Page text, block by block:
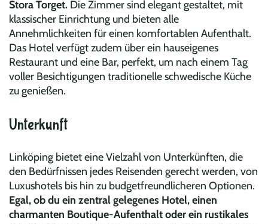
Stora Torget. Die Zimmer sind elegant gestaltet, mit
klassischer Einrichtung und bieten alle
Annehmlichkeiten für einen komfortablen Aufenthalt.
Das Hotel verfügt zudem über ein hauseigenes
Restaurant und eine Bar, perfekt, um nach einem Tag
voller Besichtigungen traditionelle schwedische Küche
zu genießen.
Unterkunft
Linköping bietet eine Vielzahl von Unterkünften, die
den Bedürfnissen jedes Reisenden gerecht werden, von
Luxushotels bis hin zu budgetfreundlicheren Optionen.
Egal, ob du ein zentral gelegenes Hotel, einen
charmanten Boutique-Aufenthalt oder ein rustikales